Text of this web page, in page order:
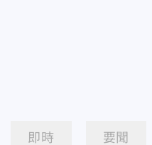
即時 要聞